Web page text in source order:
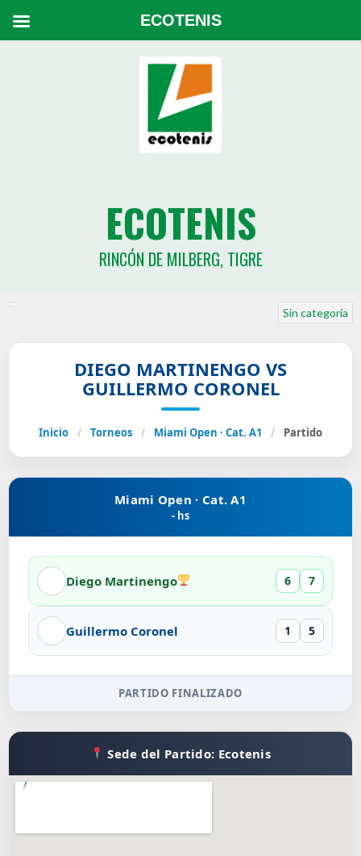
ECOTENIS
RINCÓN DE MILBERG, TIGRE
Sin categoría
DIEGO MARTINENGO VS
GUILLERMO CORONEL
Inicio / Torneos / Miami Open · Cat. A1 / Partido
Miami Open · Cat. A1
- hs
Diego Martinengo 6 7
Guillermo Coronel 1 5
PARTIDO FINALIZADO
Sede del Partido: Ecotenis
ECOTENIS